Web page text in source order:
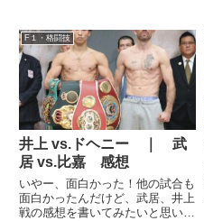
F１・格闘技
井上 vs.ドヘニー ｜ 武
居 vs.比嘉 感想
いやー、面白かった！他の試合も
面白かったんだけど、武居、井上
戦の感想を書いてみたいと思いま